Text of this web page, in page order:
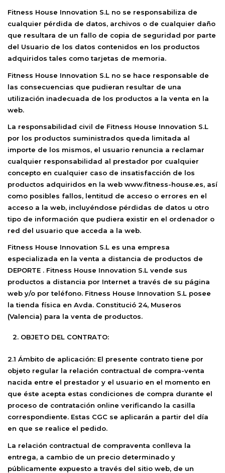
Fitness House Innovation S.L no se responsabiliza de
cualquier pérdida de datos, archivos o de cualquier daño
que resultara de un fallo de copia de seguridad por parte
del Usuario de los datos contenidos en los productos
adquiridos tales como tarjetas de memoria.
Fitness House Innovation S.L no se hace responsable de
las consecuencias que pudieran resultar de una
utilización inadecuada de los productos a la venta en la
web.
La responsabilidad civil de Fitness House Innovation S.L
por los productos suministrados queda limitada al
importe de los mismos, el usuario renuncia a reclamar
cualquier responsabilidad al prestador por cualquier
concepto en cualquier caso de insatisfacción de los
productos adquiridos en la web www.fitness-house.es, así
como posibles fallos, lentitud de acceso o errores en el
acceso a la web, incluyéndose pérdidas de datos u otro
tipo de información que pudiera existir en el ordenador o
red del usuario que acceda a la web.
Fitness House Innovation S.L es una empresa
especializada en la venta a distancia de productos de
DEPORTE . Fitness House Innovation S.L vende sus
productos a distancia por Internet a través de su página
web y/o por teléfono. Fitness House Innovation S.L posee
la tienda física en Avda. Constitució 24, Museros
(Valencia) para la venta de productos.
OBJETO DEL CONTRATO:
2.1 Ámbito de aplicación: El presente contrato tiene por
objeto regular la relación contractual de compra-venta
nacida entre el prestador y el usuario en el momento en
que éste acepta estas condiciones de compra durante el
proceso de contratación online verificando la casilla
correspondiente. Estas CGC se aplicarán a partir del día
en que se realice el pedido.
La relación contractual de compraventa conlleva la
entrega, a cambio de un precio determinado y
públicamente expuesto a través del sitio web, de un